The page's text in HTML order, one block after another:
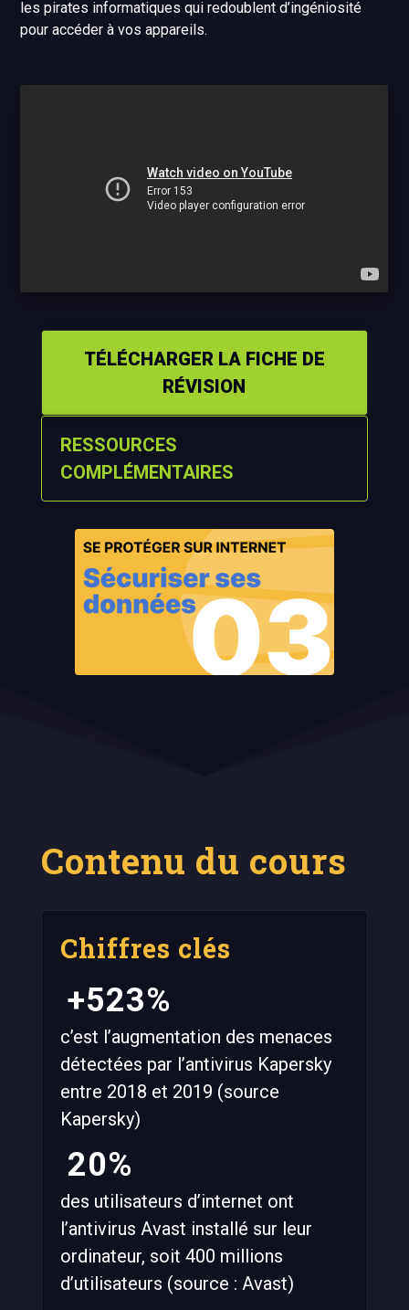
les pirates informatiques qui redoublent d’ingéniosité
pour accéder à vos appareils.
TÉLÉCHARGER LA FICHE DE
RÉVISION
RESSOURCES
COMPLÉMENTAIRES
Contenu du cours
Chiffres clés
+523%
c’est l’augmentation des menaces
détectées par l’antivirus Kapersky
entre 2018 et 2019 (source
Kapersky)
20%
des utilisateurs d’internet ont
l’antivirus Avast installé sur leur
ordinateur, soit 400 millions
d’utilisateurs (source : Avast)